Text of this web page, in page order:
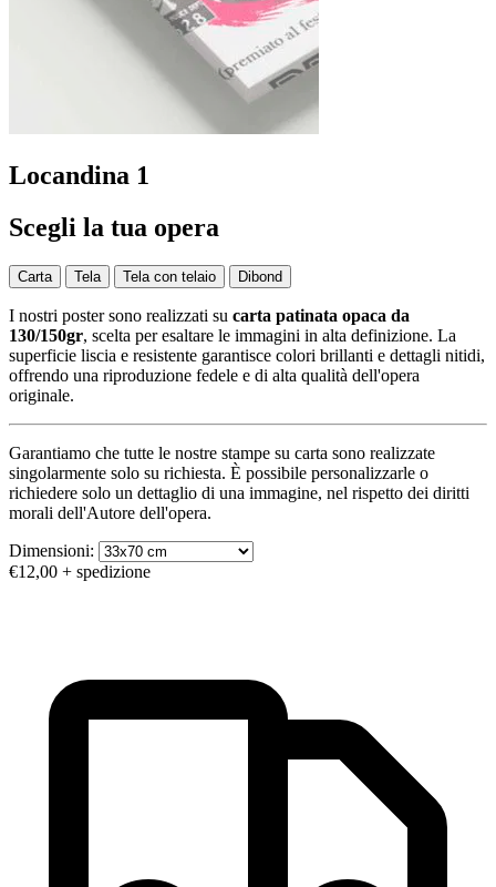
Locandina 1
Scegli la tua opera
Carta Tela Tela con telaio Dibond
I nostri poster sono realizzati su carta patinata opaca da
130/150gr, scelta per esaltare le immagini in alta definizione. La
superficie liscia e resistente garantisce colori brillanti e dettagli nitidi,
offrendo una riproduzione fedele e di alta qualità dell'opera
originale.
Garantiamo che tutte le nostre stampe su carta sono realizzate
singolarmente solo su richiesta. È possibile personalizzarle o
richiedere solo un dettaglio di una immagine, nel rispetto dei diritti
morali dell'Autore dell'opera.
Dimensioni:
€12,00 + spedizione